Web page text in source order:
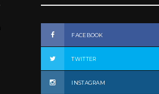
FACEBOOK
TWITTER
INSTAGRAM